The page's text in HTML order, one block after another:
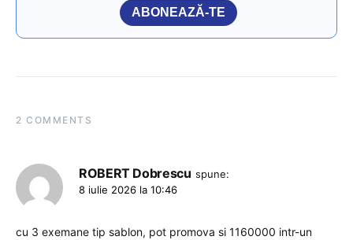
ABONEAZĂ-TE
2 COMMENTS
ROBERT Dobrescu spune:
8 iulie 2026 la 10:46
cu 3 exemane tip sablon, pot promova si 1160000 intr-un